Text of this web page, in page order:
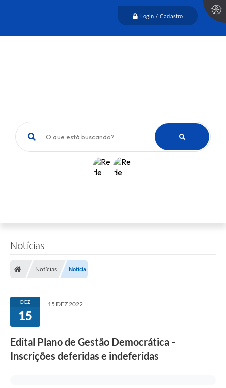
Login / Cadastro
O que está buscando?
Notícias
Notícias Notícia
DEZ
15
15 DEZ 2022
Edital Plano de Gestão Democrática -
Inscrições deferidas e indeferidas